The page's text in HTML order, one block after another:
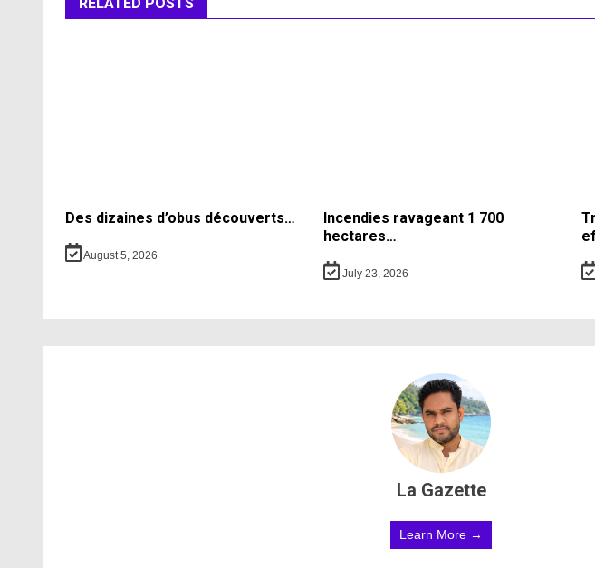
Des dizaines d’obus découverts…
August 5, 2026
Incendies ravageant 1 700
hectares…
July 23, 2026
La Gazette
Learn More →